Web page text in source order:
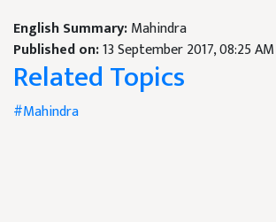
English Summary:Mahindra
Published on:13 September 2017, 08:25
Related Topics
#Mahindra